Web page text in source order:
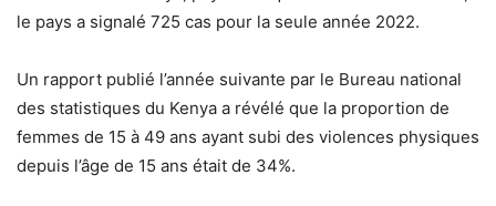
le pays a signalé 725 cas pour la seule année 2022.
Un rapport publié l’année suivante par le Bureau national
des statistiques du Kenya a révélé que la proportion de
femmes de 15 à 49 ans ayant subi des violences physiques
depuis l’âge de 15 ans était de 34%.